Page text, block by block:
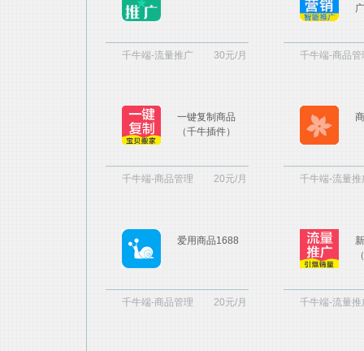
千牛端-流量推广 30元/月
广
千牛端-商品管
一键复制商品
（千牛插件）
千牛端-商品管理 20元/月 千牛端-流量推
爱用商品1688
千牛端-商品管理 20元/月 千牛端-流量推